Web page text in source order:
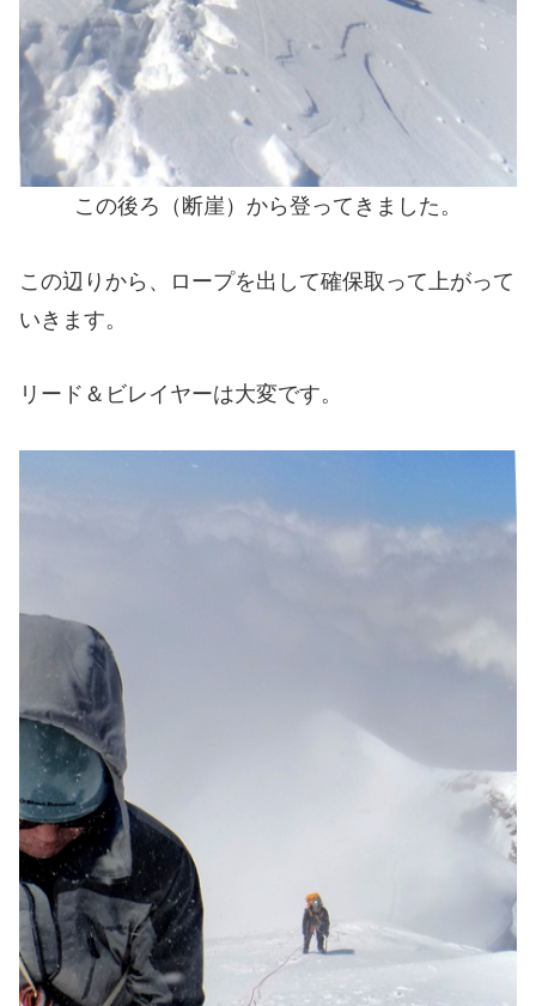
この後ろ（断崖）から登ってきました。
この辺りから、ロープを出して確保取って上がって
いきます。
リード＆ビレイヤーは大変です。